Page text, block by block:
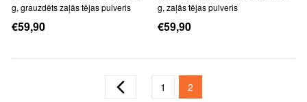
g, grauzdēts zaļās tējas pulveris
€59,90
g, zaļās tējas pulveris
€59,90
Lapa Iepriekšējais
Lapa
1 You're currently reading
2